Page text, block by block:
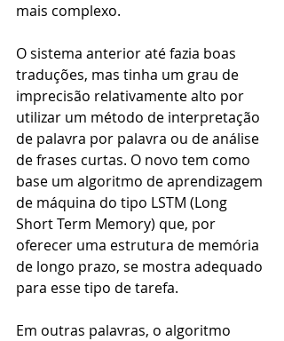
mais complexo.
O sistema anterior até fazia boas
traduções, mas tinha um grau de
imprecisão relativamente alto por
utilizar um método de interpretação
de palavra por palavra ou de análise
de frases curtas. O novo tem como
base um algoritmo de aprendizagem
de máquina do tipo LSTM (Long
Short Term Memory) que, por
oferecer uma estrutura de memória
de longo prazo, se mostra adequado
para esse tipo de tarefa.
Em outras palavras, o algoritmo